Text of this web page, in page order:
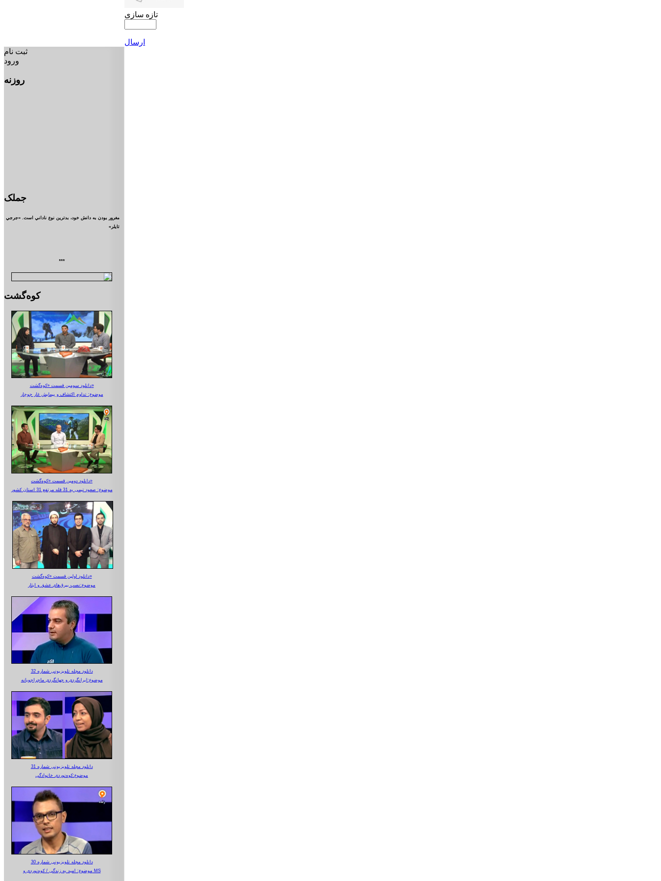
تازه سازی
ارسال
ثبت نام
ورود
روزنه
جملک
مغرور بودن به دانش خود، بدترين نوع ناداني است. «جرجي
تايلر»
***
کوه‌گشت
دانلود سومین قسمت «کوه‌گشت»
موضوع: تداوم اکتشاف و پیمایش غار جوجار
دانلود دومین قسمت «کوه‌گشت»
موضوع: صعود تیمی به 31 قله مرتفع 31 استان کشور
دانلود اولین قسمت «کوه‌گشت»
موضوع:نصب بیرق‌های عشق و ایثار
دانلود مجله تلویزیونی شماره 32
موضوع:ایرانگردی و جهانگردی ماجراجویانه
دانلود مجله تلویزیونی شماره 31
موضوع:کوه‌نوردی خانوادگی
دانلود مجله تلویزیونی شماره 30
موضوع: امید به زندگی / کوه‌نوردی و MS